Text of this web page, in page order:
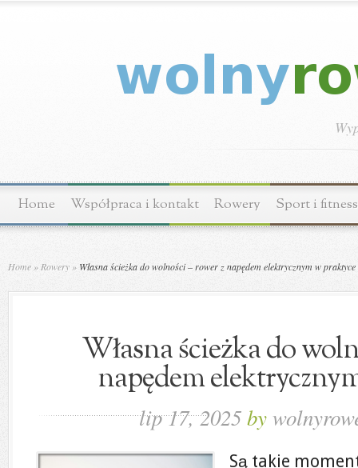
Home Współpraca i kontakt Rowery Sport i fitness
Home » Rowery » Własna ścieżka do wolności – rower z napędem elektrycznym w praktyce
Własna ścieżka do
napędem
lip 17, 2025by
Są takie